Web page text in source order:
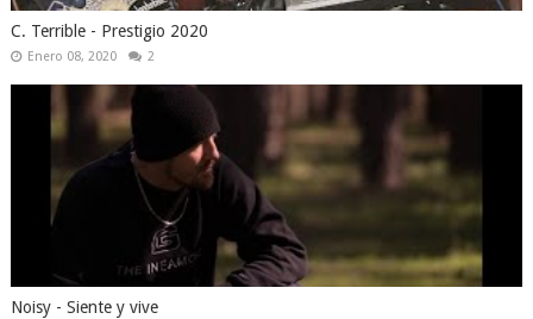
C. Terrible - Prestigio 2020
Enero 08, 2020 2
Noisy - Siente y vive